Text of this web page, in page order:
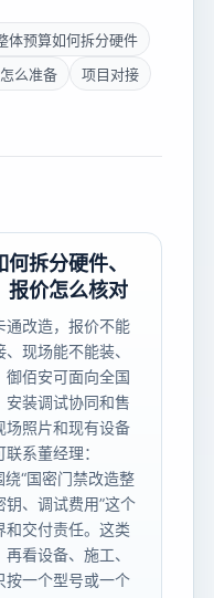
体预算如何拆分硬件
么准备
项目对接
拆分硬件、
报价怎么核对
通改造，报价不能
现场能不能装、
御佰安可面向全国
安装调试协同和售
场照片和现有设备
系董经理：
“国密门禁改造整
、调试费用”这个
和交付责任。这类
看设备、施工、
按一个型号或一个